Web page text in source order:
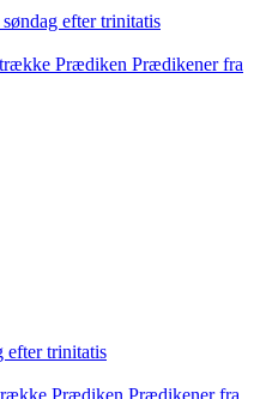
efter trinitatis
Prædiken Prædikener fra
efter trinitatis
Prædiken Prædikener fra